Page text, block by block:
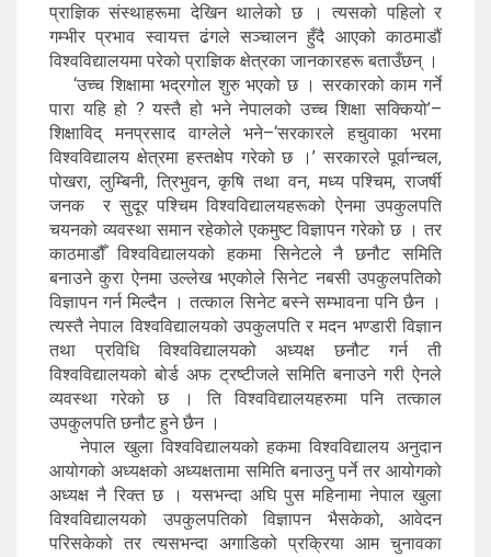
प्राज्ञिक संस्थाहरूमा देखिन थालेको छ । त्यसको पहिलो र
गम्भीर प्रभाव स्वायत्त ढंगले सञ्चालन हुँदै आएको काठमाडौं
विश्वविद्यालयमा परेको प्राज्ञिक क्षेत्रका जानकारहरू बताउँछन् ।
‘उच्च शिक्षामा भद्रगोल शुरु भएको छ । सरकारको काम गर्ने
पारा यहि हो ? यस्तै हो भने नेपालको उच्च शिक्षा सक्कियो’–
शिक्षाविद् मनप्रसाद वाग्लेले भने–‘सरकारले हचुवाका भरमा
विश्वविद्यालय क्षेत्रमा हस्तक्षेप गरेको छ ।’ सरकारले पूर्वान्चल,
पोखरा, लुम्बिनी, त्रिभुवन, कृषि तथा वन, मध्य पश्चिम, राजर्षी
जनक र सुदूर पश्चिम विश्वविद्यालयहरूको ऐनमा उपकुलपति
चयनको व्यवस्था समान रहेकोले एकमुष्ट विज्ञापन गरेको छ । तर
काठमाडौँ विश्वविद्यालयको हकमा सिनेटले नै छनौट समिति
बनाउने कुरा ऐनमा उल्लेख भएकोले सिनेट नबसी उपकुलपतिको
विज्ञापन गर्न मिल्दैन । तत्काल सिनेट बस्ने सम्भावना पनि छैन ।
त्यस्तै नेपाल विश्वविद्यालयको उपकुलपति र मदन भण्डारी विज्ञान
तथा प्रविधि विश्वविद्यालयको अध्यक्ष छनौट गर्न ती
विश्वविद्यालयको बोर्ड अफ ट्रष्टीजले समिति बनाउने गरी ऐनले
व्यवस्था गरेको छ । ति विश्वविद्यालयहरुमा पनि तत्काल
उपकुलपति छनौट हुने छैन ।
नेपाल खुला विश्वविद्यालयको हकमा विश्वविद्यालय अनुदान
आयोगको अध्यक्षको अध्यक्षतामा समिति बनाउनु पर्ने तर आयोगको
अध्यक्ष नै रिक्त छ । यसभन्दा अघि पुस महिनामा नेपाल खुला
विश्वविद्यालयको उपकुलपतिको विज्ञापन भैसकेको, आवेदन
परिसकेको तर त्यसभन्दा अगाडिको प्रक्रिया आम चुनावका